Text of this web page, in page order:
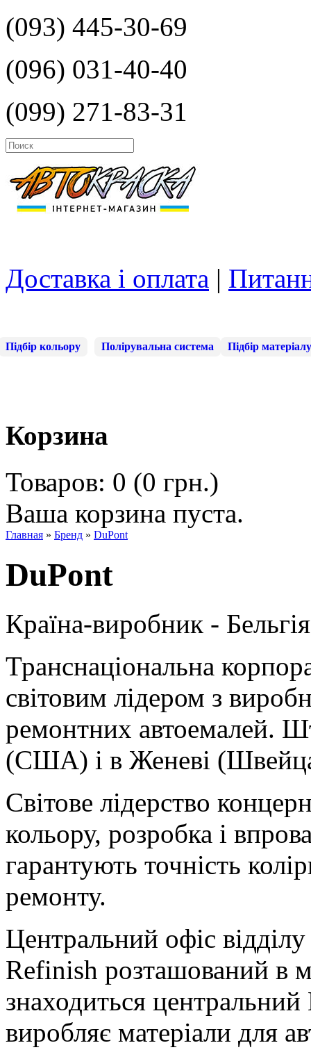
(093) 445-30-69
(096) 031-40-40
(099) 271-83-31
Доставка і оплата |
Підбір кольору Полірувальна система Підбір матеріалу
Корзина
Товаров: 0 (0 грн.)
Ваша корзина пуста.
Главная » Бренд » DuPont
DuPont
Країна-виробник -
Транснаціональна
світовим лідером з
ремонтних автоемалей.
(США) і в Женеві
Світове лідерство
кольору, розробка і
гарантують точність
ремонту.
Центральний офіс
Refinish розташований в
знаходиться
виробляє матеріали для